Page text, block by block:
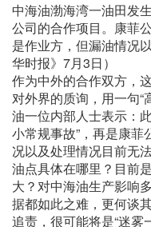
中海油渤海湾一油田发
公司的合作项目。康菲
是作业方，但漏油情况
华时报》7月3日）
作为中外的合作双方，
对外界的质询，用一句“
油一位内部人士表示：
小常规事故”，再是康
况以及处理情况目前无
油点具体在哪里？目前
大？对中海油生产影响
据都如此之难，更何谈
追责，很可能将是“迷雾